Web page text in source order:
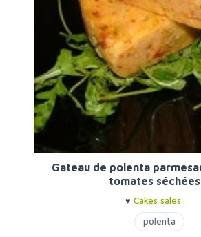
Gateau de polenta
tomates séchées
♥ Cakes salés
polenta